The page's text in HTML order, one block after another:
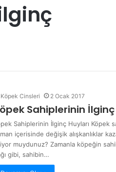
Köpek Cinsleri 2 Ocak 2017
Sahiplerinin İlginç
Sahiplerinin İlginç Huyları Köpek
içerisinde değişik alışkanlıklar
muydunuz? Zamanla köpeğin
gibi, sahibin…